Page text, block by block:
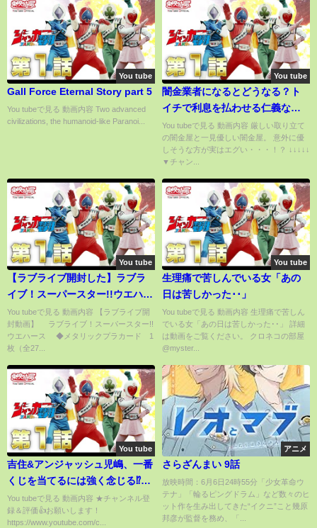
You tube
Gall Force Eternal Story part 5
You tubeで見る 動画内容 Two advanced
civilizations, the humanoid-like Paranoi...
You tube
闇金業者になるとどうなる？ト
イチで利息を払わせる仁義なき
回収・・・
You tubeで見る 動画内容 厳しい取り立て
の闇金屋と一見優しい闇金屋。 意外に優
しそうな方が実はエグい・・・！？ ↓↓↓↓↓
▼チャン...
You tube
【ラブライブ開封した】ラブラ
イブ！スーパースター!!ウエハー
ス
You tubeで見る 動画内容 【ラブライブ開
封動画】 ラブライブ！スーパースター!!
ウエハース ◆メタリックプラカード 1
枚（全27...
You tube
生理痛で苦しんでいる女「あの
日は苦しかった･･」
You tubeで見る 動画内容 生理痛で苦しん
でいる女「あの日は苦しかった･･」 詳細
は動画をご覧ください。 クロネコの部屋
@myster...
You tube
吉住&アンジャッシュ児嶋、一番
くじを当てるには強く念じる⁉︎
『一番くじONLINE』CM
You tubeで見る 動画内容 ★チャンネル登
録＆評価👍お願いします！
https://www.youtube.com/c...
アニメ
さらざんまい 9話
放映時間：6月6日24時55分「少女革命ウ
テナ」「輪るピングドラム」など数々のヒ
ット作を生み出してきた“イクニ”こと幾原
邦彦が監督を務め、「...